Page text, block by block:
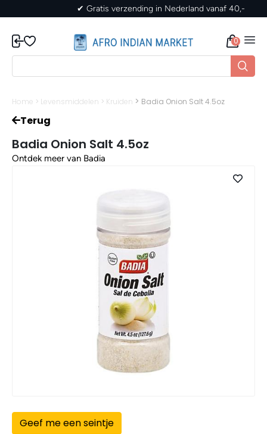
✔ Gratis verzending in Nederland vanaf 40,-
0
Home > Levensmiddelen > Kruiden > Badia Onion Salt 4.5oz
Terug
Badia Onion Salt 4.5oz
Ontdek meer van Badia
Geef me een seintje